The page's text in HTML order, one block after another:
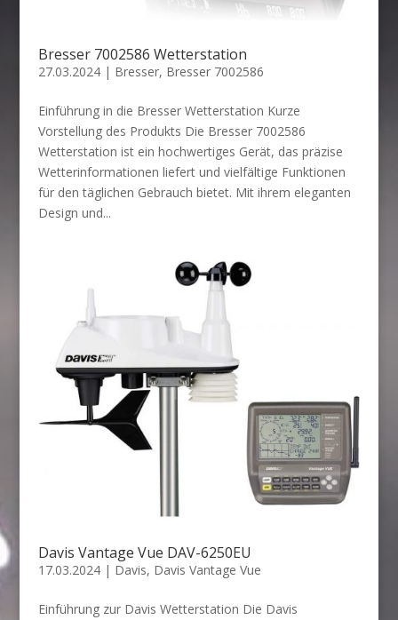
Bresser 7002586 Wetterstation
27.03.2024| Bresser, Bresser 7002586
Einführung in die Bresser Wetterstation Kurze
Vorstellung des Produkts Die Bresser 7002586
Wetterstation ist ein hochwertiges Gerät, das präzise
Wetterinformationen liefert und vielfältige Funktionen
für den täglichen Gebrauch bietet. Mit ihrem eleganten
Design und...
Davis Vantage Vue DAV-6250EU
17.03.2024| Davis, Davis Vantage Vue
Einführung zur Davis Wetterstation Die Davis